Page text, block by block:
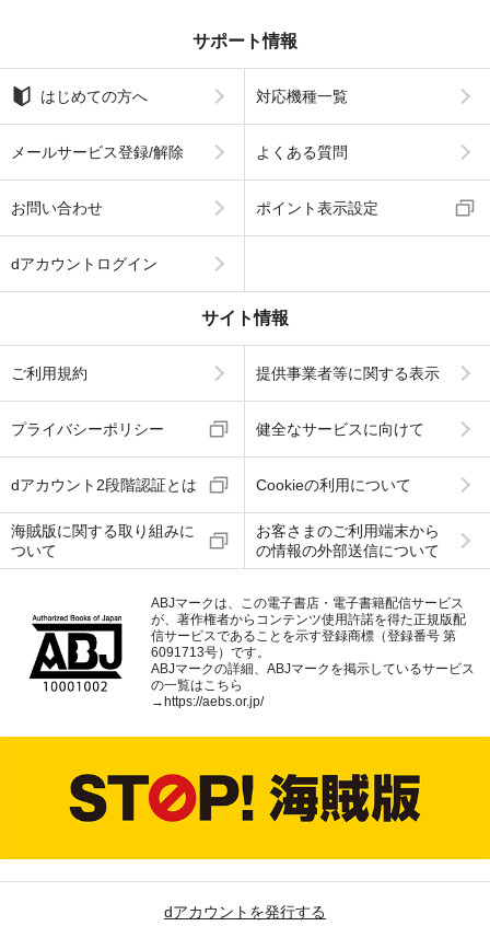
サポート情報
はじめての方へ 対応機種一覧
メールサービス登録/解除 よくある質問
お問い合わせ ポイント表示設定
dアカウントログイン
サイト情報
ご利用規約 提供事業者等に関する表示
プライバシーポリシー 健全なサービスに向けて
dアカウント2段階認証とは Cookieの利用について
海賊版に関する取り組みに
ついて
お客さまのご利用端末から
の情報の外部送信について
ABJマークは、この電子書店・電子書籍配信サービス
が、著作権者からコンテンツ使用許諾を得た正規版配
信サービスであることを示す登録商標（登録番号 第
6091713号）です。
ABJマークの詳細、ABJマークを掲示しているサービス
の一覧はこちら
→ https://aebs.or.jp/
dアカウントを発行する